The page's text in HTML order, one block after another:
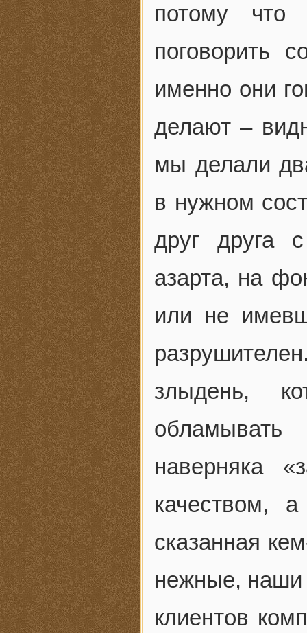
потому что
поговорить
именно они
делают –
мы делали
в нужном
друг друга
азарта, на
или не
злыдень,
наверняка
качеством,
сказанная
нежные, наши
клиентов